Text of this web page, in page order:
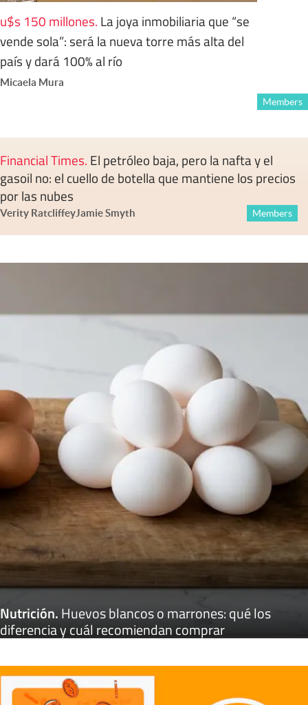
u$s 150 millones. La joya inmobiliaria que “se
vende sola”: será la nueva torre más alta del
país y dará 100% al río
Micaela Mura
Members
Financial Times. El petróleo baja, pero la nafta y el
gasoil no: el cuello de botella que mantiene los precios
por las nubes
Verity RatcliffeyJamie Smyth Members
Nutrición.Huevos blancos o marrones: qué los
diferencia y cuál recomiendan comprar